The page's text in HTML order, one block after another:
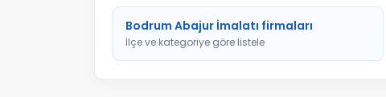
Bodrum Abajur İmalatı firmaları
İlçe ve kategoriye göre listele